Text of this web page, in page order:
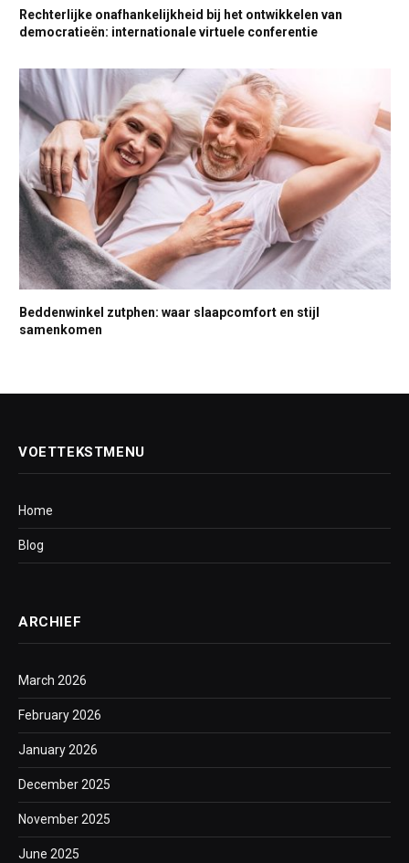
Rechterlijke onafhankelijkheid bij het ontwikkelen van
democratieën: internationale virtuele conferentie
Beddenwinkel zutphen: waar slaapcomfort en stijl
samenkomen
VOETTEKSTMENU
Home
Blog
ARCHIEF
March 2026
February 2026
January 2026
December 2025
November 2025
June 2025